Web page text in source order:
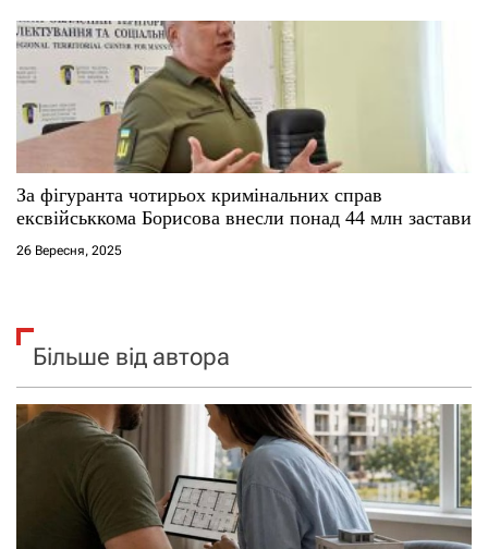
За фігуранта чотирьох кримінальних справ
ексвійськкома Борисова внесли понад 44 млн застави
26 Вересня, 2025
Більше від автора